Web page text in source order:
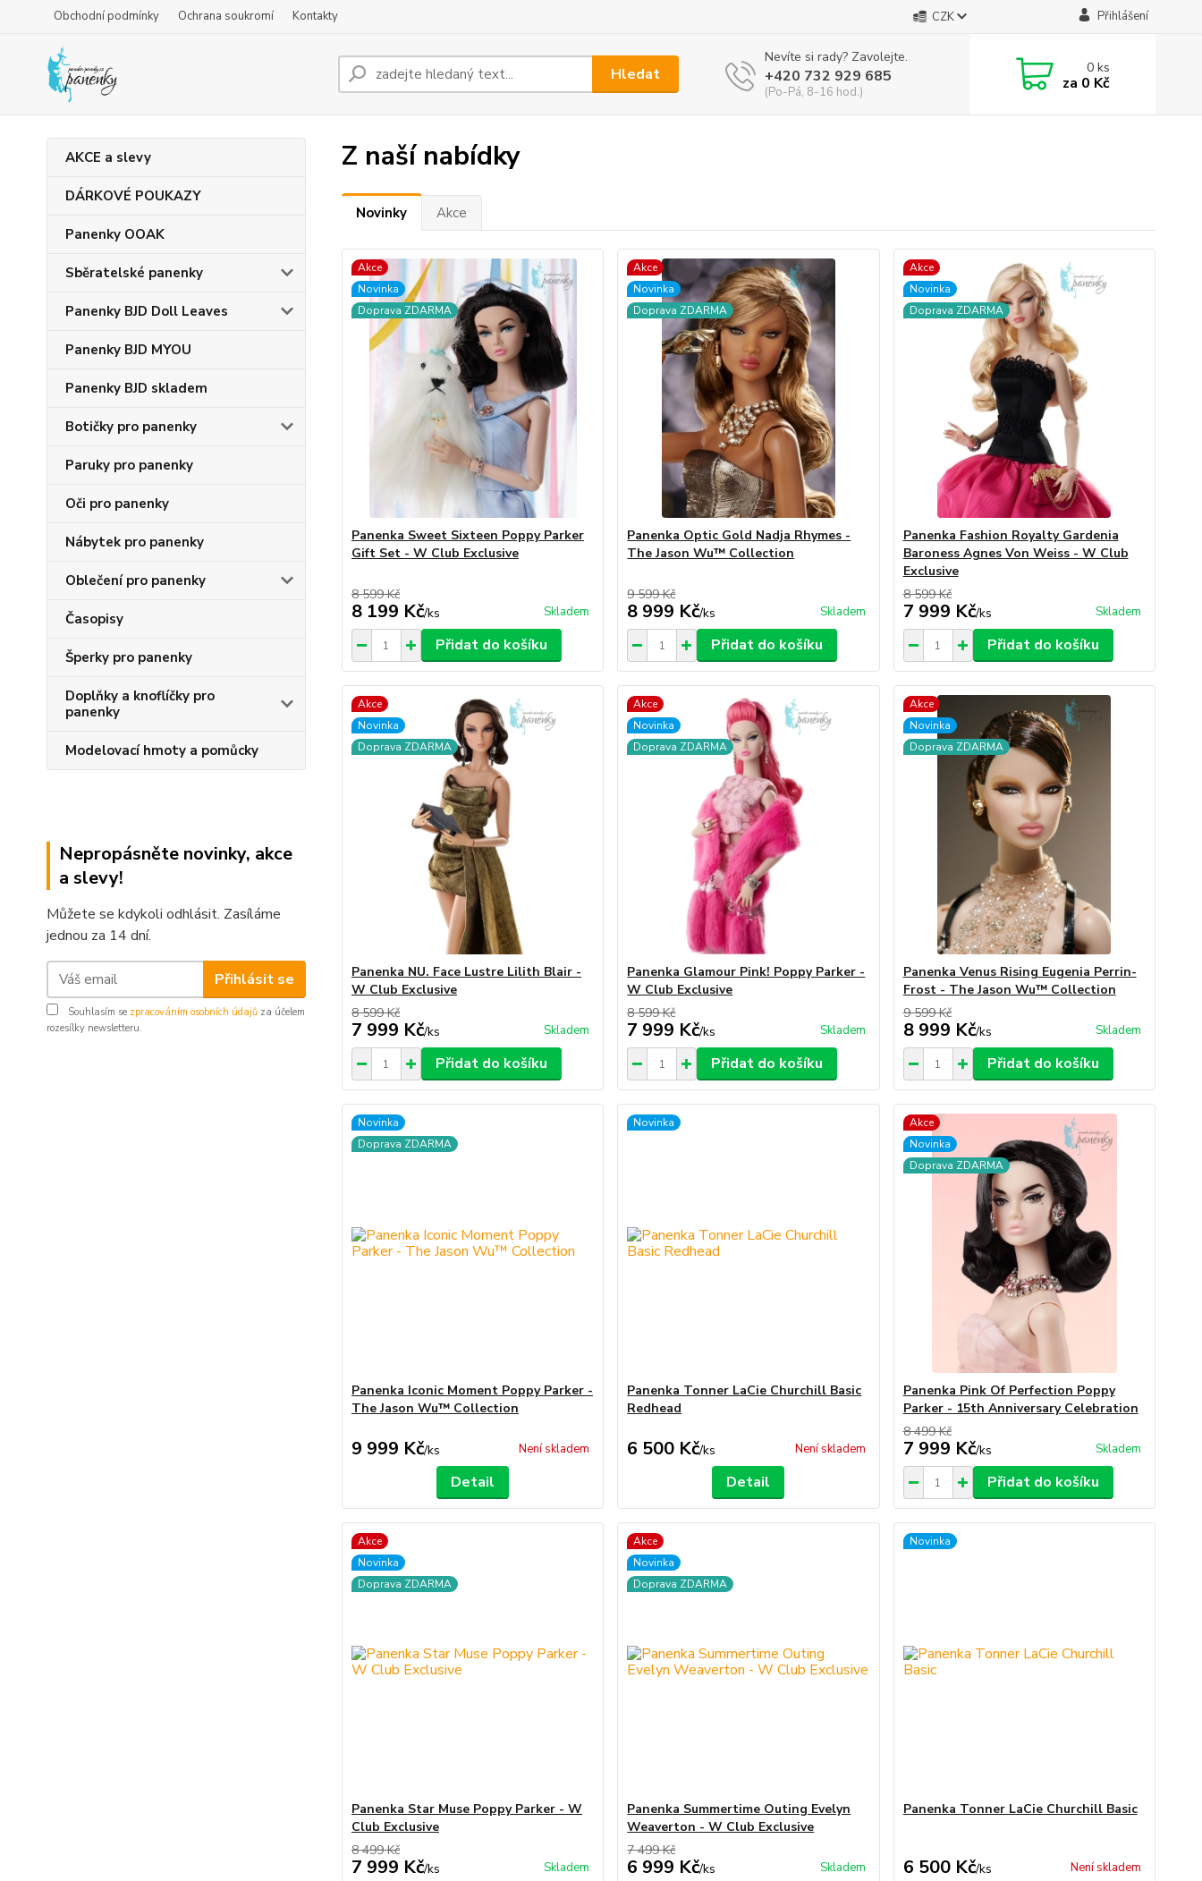
Obchodní podmínky Ochrana soukromí Kontakty CZK Přihlášení
Hledat
Nevíte si rady? Zavolejte.
+420 732 929 685
(Po-Pá, 8-16 hod.)
0ks
za 0 Kč
AKCE a slevy
DÁRKOVÉ POUKAZY
Panenky OOAK
Sběratelské panenky
Panenky BJD Doll Leaves
Panenky BJD MYOU
Panenky BJD skladem
Botičky pro panenky
Paruky pro panenky
Oči pro panenky
Nábytek pro panenky
Oblečení pro panenky
Časopisy
Šperky pro panenky
Doplňky a knoflíčky pro
panenky
Modelovací hmoty a pomůcky
Nepropásněte novinky, akce
a slevy!
Můžete se kdykoli odhlásit. Zasíláme
jednou za 14 dní.
Přihlásit se
Souhlasím se zpracováním osobních údajů za účelem
rozesílky newsletteru.
Z naší nabídky
Novinky Akce
Akce
Novinka
Doprava ZDARMA
Panenka Sweet Sixteen Poppy Parker
Gift Set - W Club Exclusive
8 599 Kč
8 199 Kč/ks Skladem
Přidat do košíku
Akce
Novinka
Doprava ZDARMA
Panenka Optic Gold Nadja Rhymes -
The Jason Wu™ Collection
9 599 Kč
8 999 Kč/ks Skladem
Přidat do košíku
Akce
Novinka
Doprava ZDARMA
Panenka Fashion Royalty Gardenia
Baroness Agnes Von Weiss - W Club
Exclusive
8 599 Kč
7 999 Kč/ks Skladem
Přidat do košíku
Akce
Novinka
Doprava ZDARMA
Panenka NU. Face Lustre Lilith Blair -
W Club Exclusive
8 599 Kč
7 999 Kč/ks Skladem
Přidat do košíku
Akce
Novinka
Doprava ZDARMA
Panenka Glamour Pink! Poppy Parker -
W Club Exclusive
8 599 Kč
7 999 Kč/ks Skladem
Přidat do košíku
Akce
Novinka
Doprava ZDARMA
Panenka Venus Rising Eugenia Perrin-
Frost - The Jason Wu™ Collection
9 599 Kč
8 999 Kč/ks Skladem
Přidat do košíku
Novinka
Doprava ZDARMA
Panenka Iconic Moment Poppy Parker -
The Jason Wu™ Collection
9 999 Kč/ks Není skladem
Detail
Novinka
Panenka Tonner LaCie Churchill Basic
Redhead
6 500 Kč/ks Není skladem
Detail
Akce
Novinka
Doprava ZDARMA
Panenka Pink Of Perfection Poppy
Parker - 15th Anniversary Celebration
8 499 Kč
7 999 Kč/ks Skladem
Přidat do košíku
Akce
Novinka
Doprava ZDARMA
Panenka Star Muse Poppy Parker - W
Club Exclusive
8 499 Kč
7 999 Kč/ks Skladem
Akce
Novinka
Doprava ZDARMA
Panenka Summertime Outing Evelyn
Weaverton - W Club Exclusive
7 499 Kč
6 999 Kč/ks Skladem
Novinka
Panenka Tonner LaCie Churchill Basic
6 500 Kč/ks Není skladem